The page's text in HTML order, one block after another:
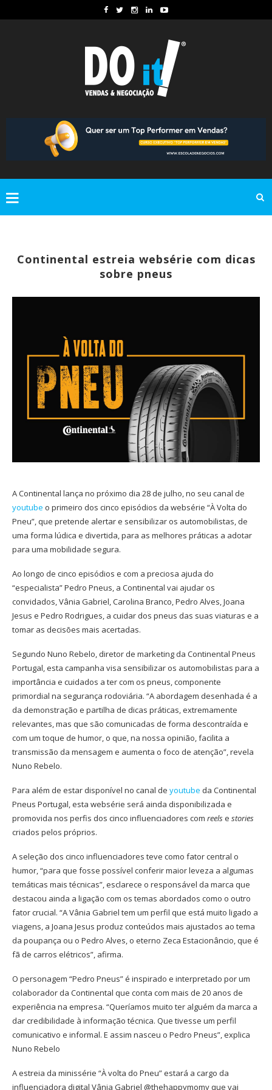
Continental estreia websérie com dicas
sobre pneus
A Continental lança no próximo dia 28 de julho, no seu canal de
youtube o primeiro dos cinco episódios da websérie “À Volta do
Pneu”, que pretende alertar e sensibilizar os automobilistas, de
uma forma lúdica e divertida, para as melhores práticas a adotar
para uma mobilidade segura.
Ao longo de cinco episódios e com a preciosa ajuda do
“especialista” Pedro Pneus, a Continental vai ajudar os
convidados, Vânia Gabriel, Carolina Branco, Pedro Alves, Joana
Jesus e Pedro Rodrigues, a cuidar dos pneus das suas viaturas e a
tomar as decisões mais acertadas.
Segundo Nuno Rebelo, diretor de marketing da Continental Pneus
Portugal, esta campanha visa sensibilizar os automobilistas para a
importância e cuidados a ter com os pneus, componente
primordial na segurança rodoviária. “A abordagem desenhada é a
da demonstração e partilha de dicas práticas, extremamente
relevantes, mas que são comunicadas de forma descontraída e
com um toque de humor, o que, na nossa opinião, facilita a
transmissão da mensagem e aumenta o foco de atenção”, revela
Nuno Rebelo.
Para além de estar disponível no canal de youtube da Continental
Pneus Portugal, esta websérie será ainda disponibilizada e
promovida nos perfis dos cinco influenciadores com reelse stories
criados pelos próprios.
A seleção dos cinco influenciadores teve como fator central o
humor, “para que fosse possível conferir maior leveza a algumas
temáticas mais técnicas”, esclarece o responsável da marca que
destacou ainda a ligação com os temas abordados como o outro
fator crucial. “A Vânia Gabriel tem um perfil que está muito ligado a
viagens, a Joana Jesus produz conteúdos mais ajustados ao tema
da poupança ou o Pedro Alves, o eterno Zeca Estacionâncio, que é
fã de carros elétricos”, afirma.
O personagem “Pedro Pneus” é inspirado e interpretado por um
colaborador da Continental que conta com mais de 20 anos de
experiência na empresa. “Queríamos muito ter alguém da marca a
dar credibilidade à informação técnica. Que tivesse um perfil
comunicativo e informal. E assim nasceu o Pedro Pneus”, explica
Nuno Rebelo
A estreia da minissérie “À volta do Pneu” estará a cargo da
influenciadora digital Vânia Gabriel @thehappymomy que vai